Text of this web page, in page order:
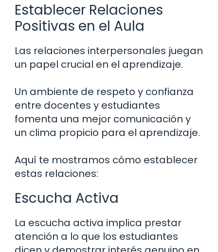
Establecer Relaciones
Positivas en el Aula
Las relaciones interpersonales juegan
un papel crucial en el aprendizaje.
Un ambiente de respeto y confianza
entre docentes y estudiantes
fomenta una mejor comunicación y
un clima propicio para el aprendizaje.
Aquí te mostramos cómo establecer
estas relaciones:
Escucha Activa
La escucha activa implica prestar
atención a lo que los estudiantes